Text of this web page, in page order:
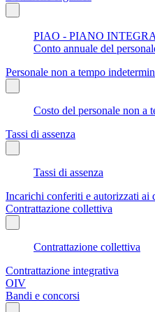
PIAO - PIANO
Conto annuale del
Personale non a tempo
Costo del personale non a
Tassi di assenza
Tassi di assenza
Incarichi conferiti e autorizzati ai
Contrattazione collettiva
Contrattazione collettiva
Contrattazione integrativa
OIV
Bandi e concorsi